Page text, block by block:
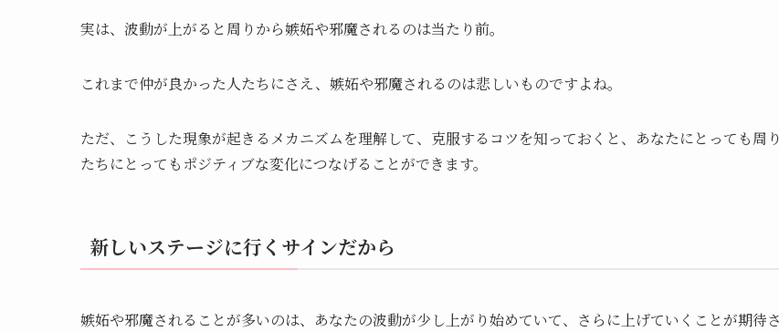
実は、波動が上がると周りから嫉妬や邪魔されるのは当たり前。
これまで仲が良かった人たちにさえ、嫉妬や邪魔されるのは悲しいものですよね。
ただ、こうした現象が起きるメカニズムを理解して、克服するコツを知っておくと、あなたにとっても周
たちにとってもポジティブな変化につなげることができます。
新しいステージに行くサインだから
嫉妬や邪魔されることが多いのは、あなたの波動が少し上がり始めていて、さらに上げていくことが期待